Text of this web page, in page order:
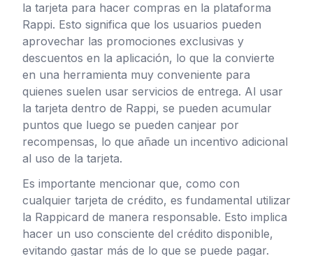
la tarjeta para hacer compras en la plataforma
Rappi. Esto significa que los usuarios pueden
aprovechar las promociones exclusivas y
descuentos en la aplicación, lo que la convierte
en una herramienta muy conveniente para
quienes suelen usar servicios de entrega. Al usar
la tarjeta dentro de Rappi, se pueden acumular
puntos que luego se pueden canjear por
recompensas, lo que añade un incentivo adicional
al uso de la tarjeta.
Es importante mencionar que, como con
cualquier tarjeta de crédito, es fundamental utilizar
la Rappicard de manera responsable. Esto implica
hacer un uso consciente del crédito disponible,
evitando gastar más de lo que se puede pagar.